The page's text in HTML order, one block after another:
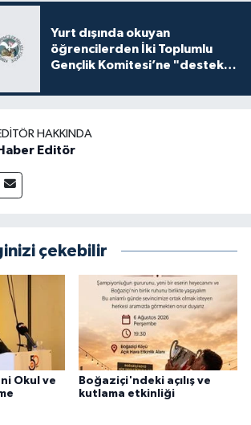
Yurt dışında okuyan
öğrencilerden İki Toplumlu
Gençlik Komitesi’ne "destek
HAKKINDA
Editör
çekebilir
Okul ve
Boğaziçi'ndeki açılış ve
kutlama etkinliği